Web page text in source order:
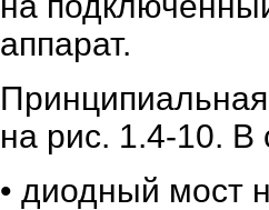
аппарат.
на рис. 1.4-10. В
• диодный мост